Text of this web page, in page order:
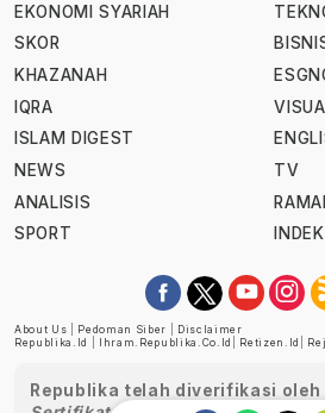
EKONOMI SYARIAH
SKOR
KHAZANAH
IQRA
ISLAM DIGEST
NEWS
ANALISIS
SPORT
TV
About Us Pedoman Siber
Disclaimer
Republika.id
Ihram.republika.co.id Retizen.id
Republika telah diverifikasi oleh